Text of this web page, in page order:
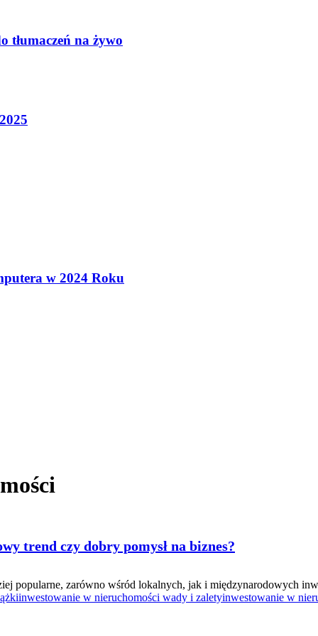
tłumaczeń na żywo
w 2024 Roku
trend czy dobry pomysł na biznes?
popularne, zarówno wśród lokalnych, jak i międzynarodowych
inwestowanie w nieruchomości wady i zaletyinwestowanie w